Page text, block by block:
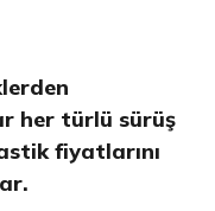
her türlü sürüş
fiyatlarını